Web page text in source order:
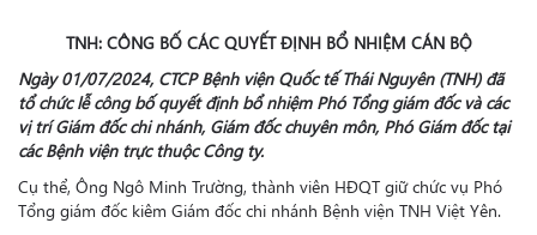
TNH: CÔNG BỐCÁCQUYẾT ĐỊNH BỔ NHIỆM CÁN BỘ
Ngày 01/07/2024, CTCP Bệnh viện Quốc tế Thái Nguyên (TNH) đã
tổ chức lễ công bố quyết định bổ nhiệm Phó Tổng giám đốc và các
vị trí Giám đốc chi nhánh, Giám đốc chuyên môn, Phó Giám đốc tại
các Bệnh viện trực thuộc Công ty.
Cụ thể, Ông Ngô Minh Trường, thành viên HĐQT giữ chức vụ Phó
Tổng giám đốc kiêm Giám đốc chi nhánh Bệnh viện TNH Việt Yên.